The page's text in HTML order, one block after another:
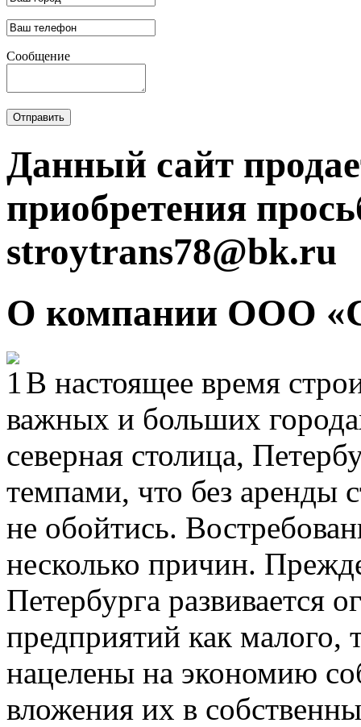
Сообщение
Отправить
Данный сайт
приобретения
stroytrans78@bk.ru
О компании ООО
В настоящее время
важных и больших
северная столица,
темпами, что без аренды
не обойтись.
несколько причин.
Петербурга развивается
предприятий как малого,
нацелены на экономию
вложения их в